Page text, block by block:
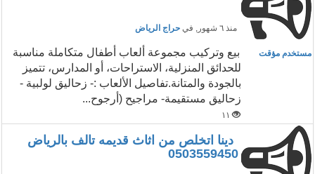
منذ ٦ شهور , في حراج الرياض
مستخدم مؤقت
بيع وتركيب مجموعة ألعاب أطفال متكاملة مناسبة
للحدائق المنزلية، الاستراحات، أو المدارس، تتميز
بالجودة والمتانة. ​تفاصيل الألعاب : ​- زحاليق لولبية -
زحاليق مستقيمة ​- مراجيح (أرجوح...
١١
دينا اتخلص من اثاث قديمه تالف بالرياض
0503559450